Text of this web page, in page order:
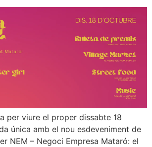
per viure el proper dissabte 18
única amb el nou esdeveniment de
NEM – Negoci Empresa Mataró: el